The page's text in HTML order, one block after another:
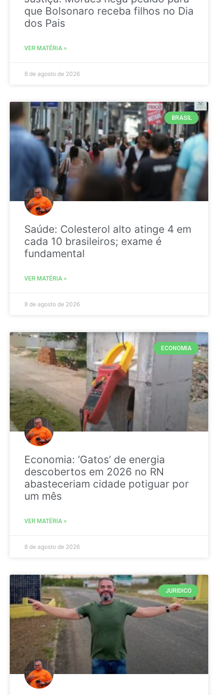
que Bolsonaro receba filhos no Dia
dos Pais
VER MATÉRIA »
8 de agosto de 2026
BRASIL
Saúde: Colesterol alto atinge 4 em
cada 10 brasileiros; exame é
fundamental
VER MATÉRIA »
8 de agosto de 2026
ECONOMIA
Economia: ‘Gatos’ de energia
descobertos em 2026 no RN
abasteceriam cidade potiguar por
um mês
VER MATÉRIA »
8 de agosto de 2026
JURIDICO